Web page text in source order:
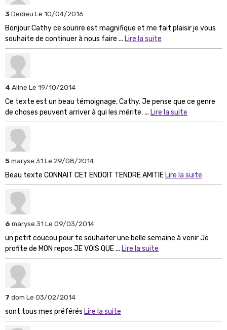
3Dedieu Le 10/04/2016
Bonjour Cathy ce sourire est magnifique et me fait plaisir je vous
souhaite de continuer à nous faire ... Lire la suite
4 Aline Le 19/10/2014
Ce texte est un beau témoignage, Cathy. Je pense que ce genre
de choses peuvent arriver à qui les mérite. ... Lire la suite
5maryse 31 Le 29/08/2014
Beau texte CONNAIT CET ENDOIT TENDRE AMITIE Lire la suite
6 maryse 31 Le 09/03/2014
un petit coucou pour te souhaiter une belle semaine à venir Je
profite de MON repos JE VOIS QUE ... Lire la suite
7 dom Le 03/02/2014
sont tous mes préférés Lire la suite